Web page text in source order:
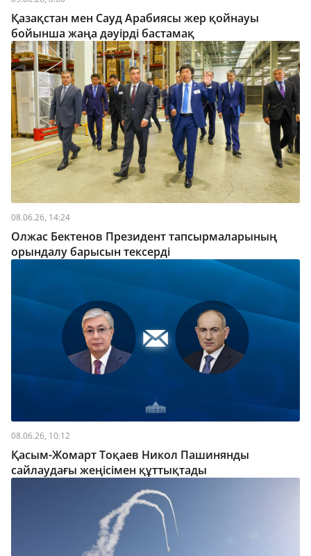
Қазақстан мен Сауд Арабиясы жер қойнауы
бойынша жаңа дәуірді бастамақ
08.06.26, 14:24
Олжас Бектенов Президент тапсырмаларының
орындалу барысын тексерді
08.06.26, 10:12
Қасым-Жомарт Тоқаев Никол Пашинянды
сайлаудағы жеңісімен құттықтады